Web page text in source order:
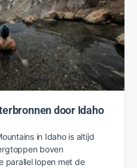
door Idaho
in Idaho is altijd
boven
parallel lopen met de